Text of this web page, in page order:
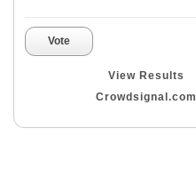
Vote
View Results
Crowdsignal.com